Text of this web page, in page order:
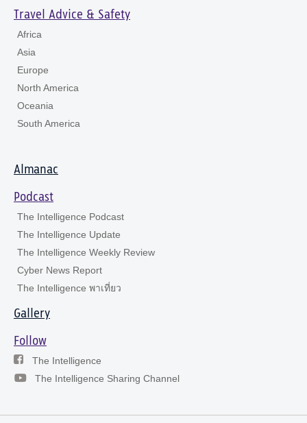
Travel Advice & Safety
Africa
Asia
Europe
North America
Oceania
South America
Almanac
Podcast
The Intelligence Podcast
The Intelligence Update
The Intelligence Weekly Review
Cyber News Report
The Intelligence พาเที่ยว
Gallery
Follow
The Intelligence
The Intelligence Sharing Channel